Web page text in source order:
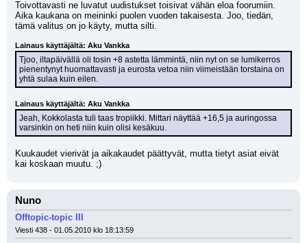
Toivottavasti ne luvatut uudistukset toisivat vähän eloa foorumiin.
Aika kaukana on meininki puolen vuoden takaisesta. Joo, tiedän,
tämä valitus on jo käyty, mutta silti.
Lainaus käyttäjältä: Aku Vankka
Tjoo, iltapäivällä oli tosin +8 astetta lämmintä, niin nyt on se lumikerros
pienentynyt huomattavasti ja eurosta vetoa niin viimeistään torstaina on
yhtä sulaa kuin eilen.
Lainaus käyttäjältä: Aku Vankka
Jeah, Kokkolasta tuli taas tropiikki. Mittari näyttää +16,5 ja auringossa
varsinkin on heti niin kuin olisi kesäkuu.
Kuukaudet vierivät ja aikakaudet päättyvät, mutta tietyt asiat eivät
kai koskaan muutu. ;)
Nuno
Offtopic-topic III
Viesti 438 - 01.05.2010 klo 18:13:59